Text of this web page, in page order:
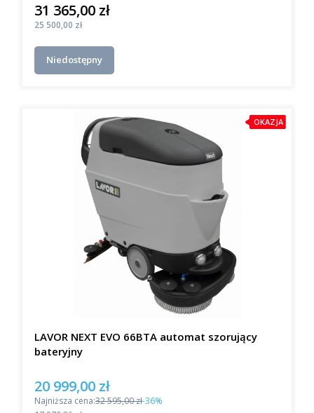
Cena
31 365,00 zł
Cena
25 500,00 zł
Niedostępny
OKAZJA
LAVOR NEXT EVO 66BTA automat szorujący
bateryjny
Cena promocyjna
20 999,00 zł
Najniższa cena:32 595,00 zł-36%